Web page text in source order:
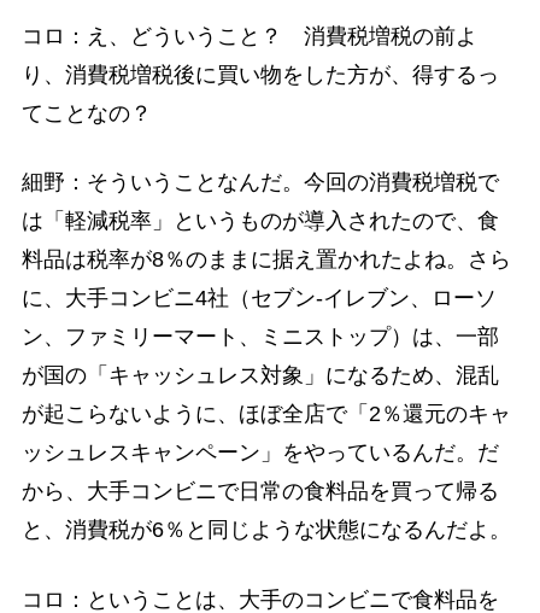
コロ：え、どういうこと？ 消費税増税の前よ
り、消費税増税後に買い物をした方が、得するっ
てことなの？
細野：そういうことなんだ。今回の消費税増税で
は「軽減税率」というものが導入されたので、食
料品は税率が8％のままに据え置かれたよね。さら
に、大手コンビニ4社（セブン-イレブン、ローソ
ン、ファミリーマート、ミニストップ）は、一部
が国の「キャッシュレス対象」になるため、混乱
が起こらないように、ほぼ全店で「2％還元のキャ
ッシュレスキャンペーン」をやっているんだ。だ
から、大手コンビニで日常の食料品を買って帰る
と、消費税が6％と同じような状態になるんだよ。
コロ：ということは、大手のコンビニで食料品を